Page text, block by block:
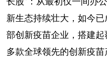
新生态持续壮大，如今
部创新疫苗企业，搭建
多款全球领先的创新疫苗